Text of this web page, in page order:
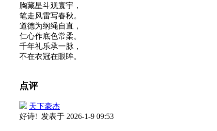
胸藏星斗观寰宇，
笔走风雷写春秋。
道德为纲绳自直，
仁心作底色常柔。
千年礼乐承一脉，
不在衣冠在眼眸。
点评
天下豪杰
好诗! 发表于 2026-1-9 09:53